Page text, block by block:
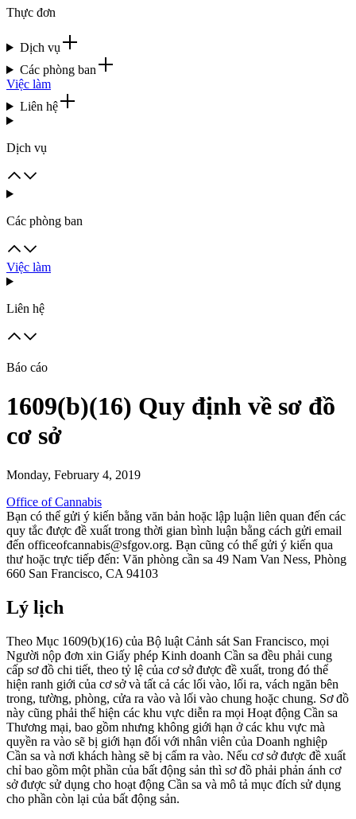
Thực đơn
Dịch vụ
Các phòng ban
Việc làm
Liên hệ
Dịch vụ
Các phòng ban
Việc làm
Liên hệ
Báo cáo
1609(b)(16) Quy định về sơ đồ
cơ sở
Monday, February 4, 2019
Office of Cannabis
Bạn có thể gửi ý kiến bằng văn bản hoặc lập luận liên quan đến các
quy tắc được đề xuất trong thời gian bình luận bằng cách gửi email
đến officeofcannabis@sfgov.org. Bạn cũng có thể gửi ý kiến qua
thư hoặc trực tiếp đến: Văn phòng cần sa 49 Nam Van Ness, Phòng
660 San Francisco, CA 94103
Lý lịch
Theo Mục 1609(b)(16) của Bộ luật Cảnh sát San Francisco, mọi
Người nộp đơn xin Giấy phép Kinh doanh Cần sa đều phải cung
cấp sơ đồ chi tiết, theo tỷ lệ của cơ sở được đề xuất, trong đó thể
hiện ranh giới của cơ sở và tất cả các lối vào, lối ra, vách ngăn bên
trong, tường, phòng, cửa ra vào và lối vào chung hoặc chung. Sơ đồ
này cũng phải thể hiện các khu vực diễn ra mọi Hoạt động Cần sa
Thương mại, bao gồm nhưng không giới hạn ở các khu vực mà
quyền ra vào sẽ bị giới hạn đối với nhân viên của Doanh nghiệp
Cần sa và nơi khách hàng sẽ bị cấm ra vào. Nếu cơ sở được đề xuất
chỉ bao gồm một phần của bất động sản thì sơ đồ phải phản ánh cơ
sở được sử dụng cho hoạt động Cần sa và mô tả mục đích sử dụng
cho phần còn lại của bất động sản.